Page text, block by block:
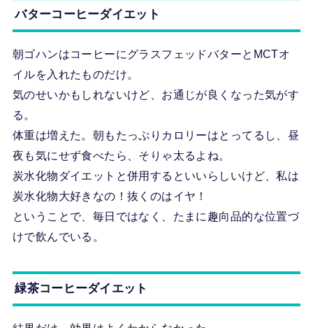
バターコーヒーダイエット
朝ゴハンはコーヒーにグラスフェッドバターとMCTオ
イルを入れたものだけ。
気のせいかもしれないけど、お通じが良くなった気がす
る。
体重は増えた。朝もたっぷりカロリーはとってるし、昼
夜も気にせず食べたら、そりゃ太るよね。
炭水化物ダイエットと併用するといいらしいけど、私は
炭水化物大好きなの！抜くのはイヤ！
ということで、毎日ではなく、たまに趣向品的な位置づ
けで飲んでいる。
緑茶コーヒーダイエット